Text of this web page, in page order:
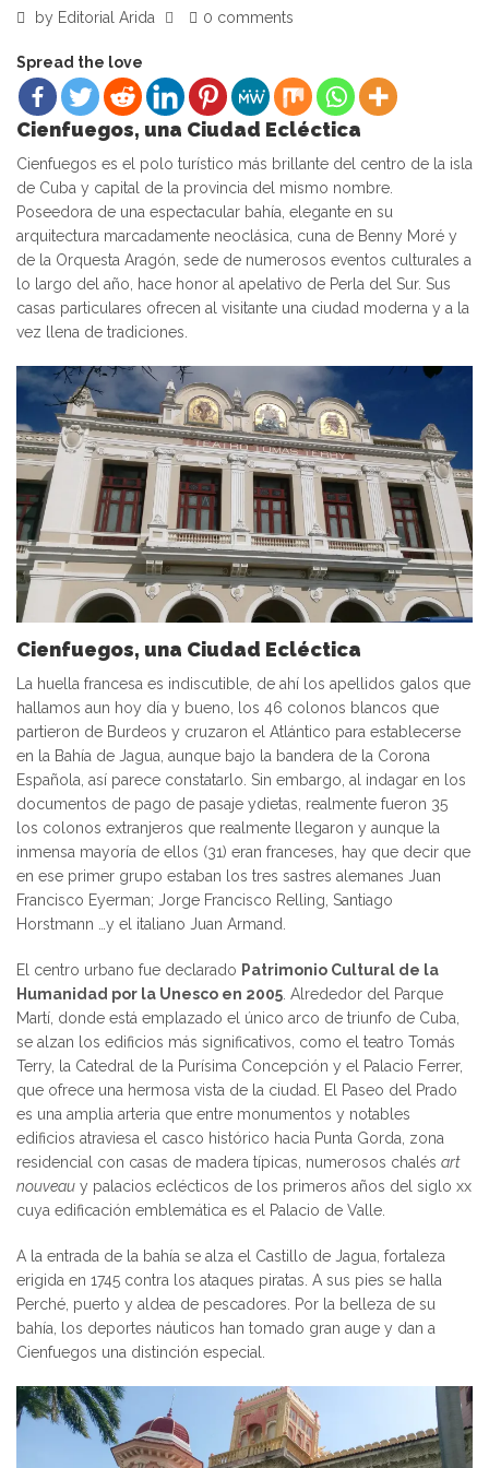
by Editorial Arida 0 comments
Spread the love
Cienfuegos, una Ciudad Ecléctica
Cienfuegos es el polo turístico más brillante del centro de la isla
de Cuba y capital de la provincia del mismo nombre.
Poseedora de una espectacular bahía, elegante en su
arquitectura marcadamente neoclásica, cuna de Benny Moré y
de la Orquesta Aragón, sede de numerosos eventos culturales a
lo largo del año, hace honor al apelativo de Perla del Sur. Sus
casas particulares ofrecen al visitante una ciudad moderna y a la
vez llena de tradiciones.
Cienfuegos, una Ciudad Ecléctica
La huella francesa es indiscutible, de ahí los apellidos galos que
hallamos aun hoy día y bueno, los 46 colonos blancos que
partieron de Burdeos y cruzaron el Atlántico para establecerse
en la Bahía de Jagua, aunque bajo la bandera de la Corona
Española, así parece constatarlo. Sin embargo, al indagar en los
documentos de pago de pasaje ydietas, realmente fueron 35
los colonos extranjeros que realmente llegaron y aunque la
inmensa mayoría de ellos (31) eran franceses, hay que decir que
en ese primer grupo estaban los tres sastres alemanes Juan
Francisco Eyerman; Jorge Francisco Relling, Santiago
Horstmann …y el italiano Juan Armand.
El centro urbano fue declarado Patrimonio Cultural de la
Humanidad por la Unesco en 2005. Alrededor del Parque
Martí, donde está emplazado el único arco de triunfo de Cuba,
se alzan los edificios más significativos, como el teatro Tomás
Terry, la Catedral de la Purísima Concepción y el Palacio Ferrer,
que ofrece una hermosa vista de la ciudad. El Paseo del Prado
es una amplia arteria que entre monumentos y notables
edificios atraviesa el casco histórico hacia Punta Gorda, zona
residencial con casas de madera típicas, numerosos chalés art
nouveau y palacios eclécticos de los primeros años del siglo xx
cuya edificación emblemática es el Palacio de Valle.
A la entrada de la bahía se alza el Castillo de Jagua, fortaleza
erigida en 1745 contra los ataques piratas. A sus pies se halla
Perché, puerto y aldea de pescadores. Por la belleza de su
bahía, los deportes náuticos han tomado gran auge y dan a
Cienfuegos una distinción especial.